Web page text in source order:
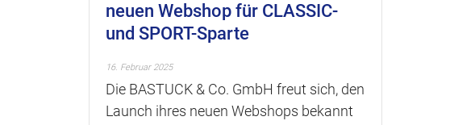
neuen Webshop für CLASSIC-
und SPORT-Sparte
16. Februar 2025
Die BASTUCK & Co. GmbH freut sich, den
Launch ihres neuen Webshops bekannt